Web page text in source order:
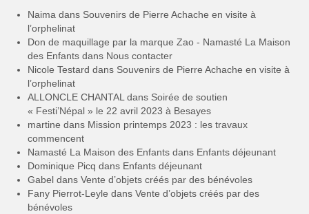
Naima dans Souvenirs de Pierre Achache en visite à
l’orphelinat
Don de maquillage par la marque Zao - Namasté La Maison
des Enfants dans Nous contacter
Nicole Testard dans Souvenirs de Pierre Achache en visite à
l’orphelinat
ALLONCLE CHANTAL dans Soirée de soutien
« Festi’Népal » le 22 avril 2023 à Besayes
martine dans Mission printemps 2023 : les travaux
commencent
Namasté La Maison des Enfants dans Enfants déjeunant
Dominique Picq dans Enfants déjeunant
Gabel dans Vente d’objets créés par des bénévoles
Fany Pierrot-Leyle dans Vente d’objets créés par des
bénévoles